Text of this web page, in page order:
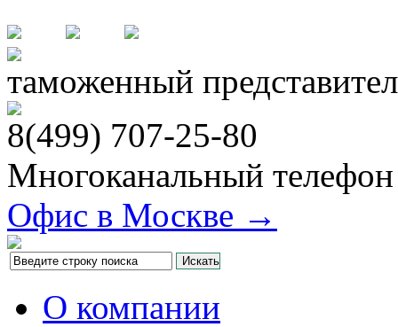
таможенный
8(499) 707-25-80
Многоканальный
Офис в Москве →
О компании